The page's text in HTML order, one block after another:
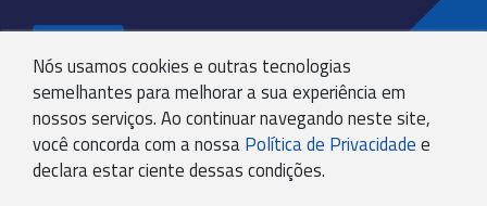
Nós usamos cookies e outras tecnologias
semelhantes para melhorar a sua experiência em
nossos serviços. Ao continuar navegando neste site,
você concorda com a nossa Política de Privacidade e
declara estar ciente dessas condições.
+55 31 3244-4800
COMUNICACAO@KRYPTONBPO.COM.BR
RUA VISCONDE DE TAUNAY, 173 - SÃO LUCAS - BH -